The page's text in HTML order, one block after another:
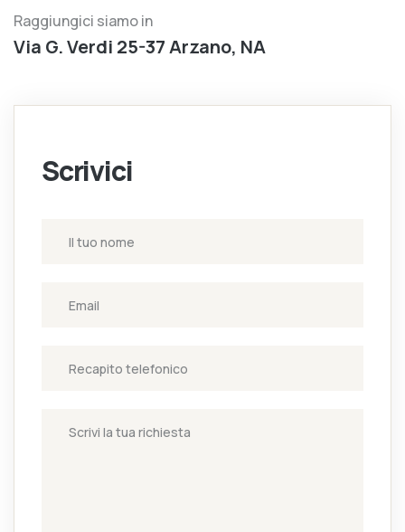
Raggiungici siamo in
Via G. Verdi 25-37 Arzano, NA
Scrivici